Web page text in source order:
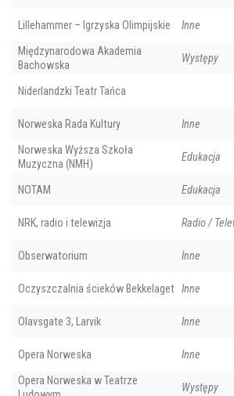
Lillehammer – Igrzyska Olimpijskie Inne
Międzynarodowa Akademia
Bachowska
Występy
Niderlandzki Teatr Tańca
Norweska Rada Kultury Inne
Norweska Wyższa Szkoła
Muzyczna (NMH)
Edukacja
NOTAM Edukacja
NRK, radio i telewizja Radio /
Obserwatorium Inne
Oczyszczalnia ścieków Bekkelaget Inne
Olavsgate 3, Larvik Inne
Opera Norweska Inne
Opera Norweska w Teatrze
Występy